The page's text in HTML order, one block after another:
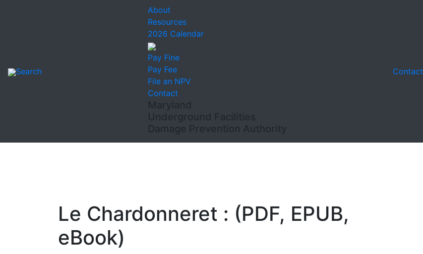
Search
About
Resources
2026 Calendar
Pay Fine
Pay Fee
File an NPV
Contact
Maryland
Underground Facilities
Damage Prevention Authority
Contact
Le Chardonneret : (PDF, EPUB,
eBook)